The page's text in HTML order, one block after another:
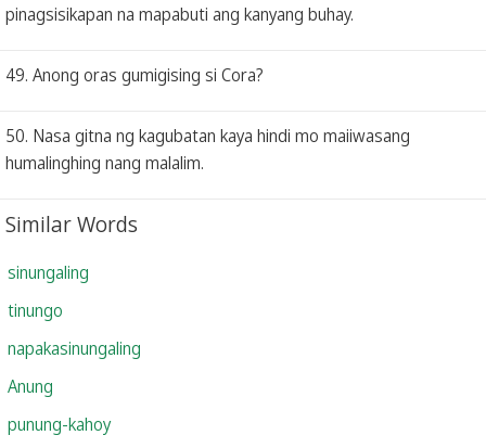
pinagsisikapan na mapabuti ang kanyang buhay.
49. Anong oras gumigising si Cora?
50. Nasa gitna ng kagubatan kaya hindi mo maiiwasang
humalinghing nang malalim.
Similar Words
sinungaling
tinungo
napakasinungaling
Anung
punung-kahoy